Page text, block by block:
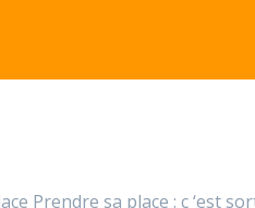
Prendre sa place : c ‘est